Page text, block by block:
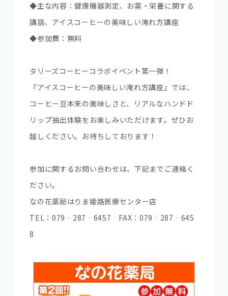
◆主な内容：健康機器測定、お薬・栄養に関する
講話、アイスコーヒーの美味しい淹れ方講座
◆参加費：無料
タリーズコーヒーコラボイベント第一弾！
『アイスコーヒーの美味しい淹れ方講座』では、
コーヒー豆本来の美味しさと、リアルなハンドド
リップ抽出体験をお楽しみいただけます。ぜひお
越しください。お待ちしております！
参加に関するお問い合わせは、下記までご連絡く
ださい。
なの花薬局はりま姫路医療センター店
TEL：079‐287‐6457 FAX：079‐287‐645
8